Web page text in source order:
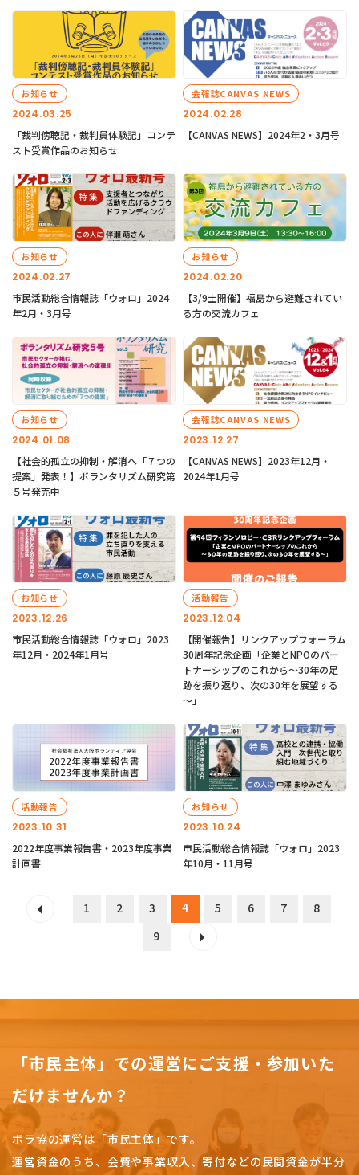
2024.03.25
お知らせ
「裁判傍聴記・裁判員体験記」コンテ
スト受賞作品のお知らせ
2024.02.28
会報誌CANVAS NEWS
【CANVAS NEWS】2024年2・3月号
2024.02.27
お知らせ
市民活動総合情報誌「ウォロ」2024
年2月・3月号
2024.02.20
お知らせ
【3/9土開催】福島から避難されてい
る方の交流カフェ
2024.01.08
お知らせ
【社会的孤立の抑制・解消へ「７つの
提案」発表！】ボランタリズム研究第
５号発売中
2023.12.27
会報誌CANVAS NEWS
【CANVAS NEWS】2023年12月・
2024年1月号
2023.12.26
お知らせ
市民活動総合情報誌「ウォロ」2023
年12月・2024年1月号
2023.12.04
活動報告
【開催報告】リンクアップフォーラム
30周年記念企画「企業とNPOのパー
トナーシップのこれから～30年の足
跡を振り返り、次の30年を展望する
～」
2023.10.31
活動報告
2022年度事業報告書・2023年度事業
計画書
2023.10.24
お知らせ
市民活動総合情報誌「ウォロ」2023
年10月・11月号
1 2 3 4 5 6 7
8
9
「市民主体」での運営にご支援・参加いた
だけませんか？
ボラ協の運営は「市民主体」です。
運営資金のうち、会費や事業収入、寄付などの民間資金が半分